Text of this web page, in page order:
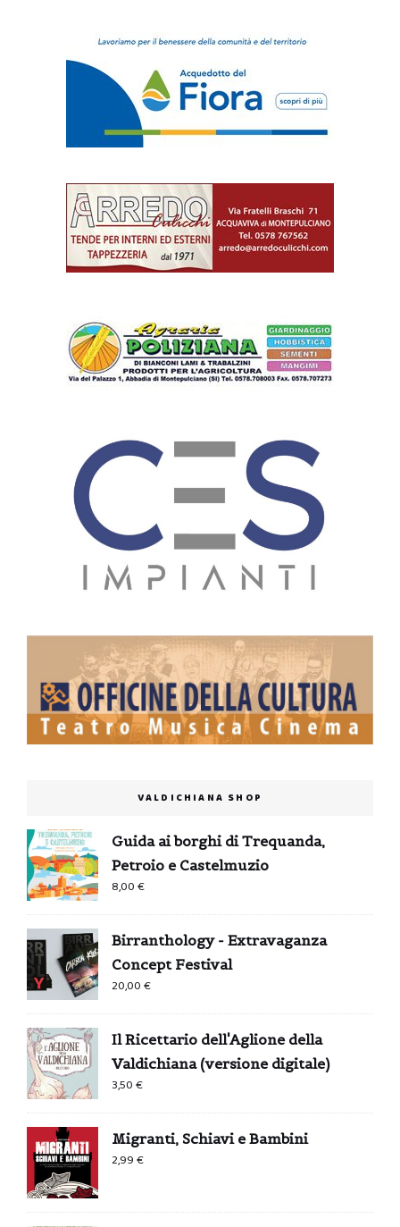
VALDICHIANA SHOP
Guida ai borghi di Trequanda,
Petroio e Castelmuzio
8,00€
Birranthology - Extravaganza
Concept Festival
20,00€
Il Ricettario dell'Aglione della
Valdichiana (versione digitale)
3,50€
Migranti, Schiavi e Bambini
2,99€